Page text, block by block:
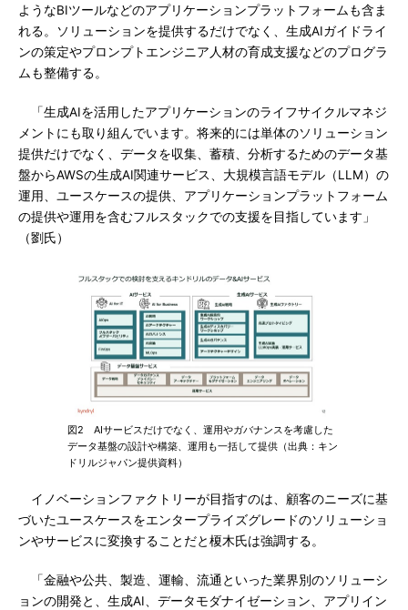
ようなBIツールなどのアプリケーションプラットフォームも含ま
れる。ソリューションを提供するだけでなく、生成AIガイドライ
ンの策定やプロンプトエンジニア人材の育成支援などのプログラ
ムも整備する。
「生成AIを活用したアプリケーションのライフサイクルマネジ
メントにも取り組んでいます。将来的には単体のソリューション
提供だけでなく、データを収集、蓄積、分析するためのデータ基
盤からAWSの生成AI関連サービス、大規模言語モデル（LLM）の
運用、ユースケースの提供、アプリケーションプラットフォーム
の提供や運用を含むフルスタックでの支援を目指しています」
（劉氏）
図2 AIサービスだけでなく、運用やガバナンスを考慮した
データ基盤の設計や構築、運用も一括して提供（出典：キン
ドリルジャパン提供資料）
イノベーションファクトリーが目指すのは、顧客のニーズに基
づいたユースケースをエンタープライズグレードのソリューショ
ンやサービスに変換することだと榎木氏は強調する。
「金融や公共、製造、運輸、流通といった業界別のソリューシ
ョンの開発と、生成AI、データモダナイゼーション、アプリイン